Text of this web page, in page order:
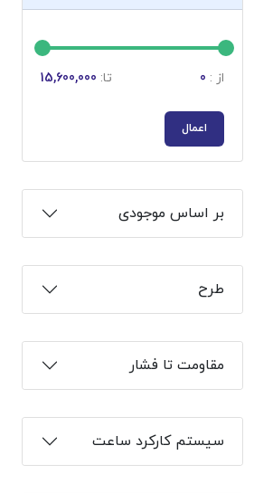
از : 0 تا: 15,600,000
اعمال
بر اساس موجودی
طرح
مقاومت تا فشار
سیستم کارکرد ساعت